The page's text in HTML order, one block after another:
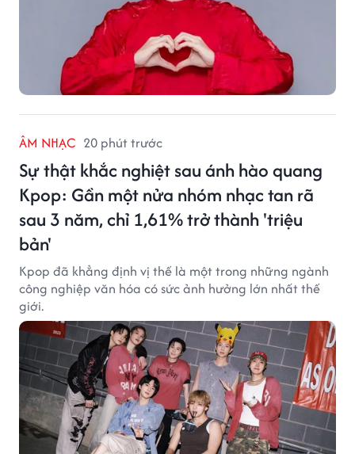
ÂM NHẠC 20 phút trước
Sự thật khắc nghiệt sau ánh hào quang
Kpop: Gần một nửa nhóm nhạc tan rã
sau 3 năm, chỉ 1,61% trở thành 'triệu
bản'
Kpop đã khẳng định vị thế là một trong những ngành
công nghiệp văn hóa có sức ảnh hưởng lớn nhất thế
giới.